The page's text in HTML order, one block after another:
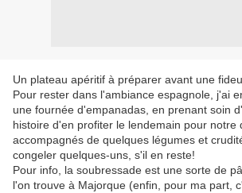
Un plateau apéritif à préparer avant une
Pour rester dans l'ambiance espagnole, j'ai
une fournée d'empanadas, en prenant soin
histoire d'en profiter le lendemain pour notre
accompagnés de quelques légumes et
congeler quelques-uns, s'il en reste!
Pour info, la soubressade est une sorte de
l'on trouve à Majorque (enfin, pour ma part,